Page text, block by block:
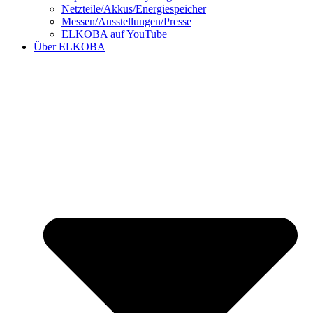
Netzteile/Akkus/Energiespeicher
Messen/Ausstellungen/Presse
ELKOBA auf YouTube
Über ELKOBA